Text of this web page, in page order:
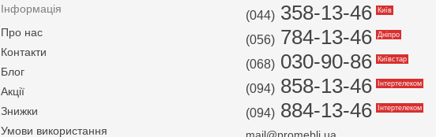
Інформація
Про нас
Контакти
Блог
Акції
Знижки
Умови використання
(044) 358-13-46 Київ
(056) 784-13-46 Дніпро
(068) 030-90-86 Київстар
(094) 858-13-46 Інтертелеком
(094) 884-13-46 Інтертелеком